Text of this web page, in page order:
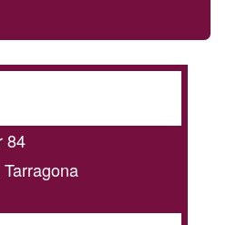
Ğ1
84
Tarragona